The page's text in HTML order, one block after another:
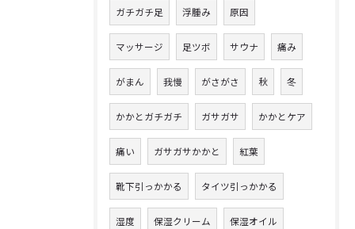
ガチガチ足 浮腫み 原因
マッサージ 足ツボ サウナ 痛み
がまん 我慢 がさがさ 秋 冬
かかとガチガチ ガサガサ かかとケア
痛い ガサガサかかと 紅葉
靴下引っかかる タイツ引っかかる
湿度 保湿クリーム 保湿オイル